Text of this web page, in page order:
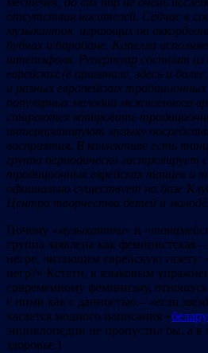
отсутствия носителей. Сейчас в
музыканток, играющих на
бубнах и барабане. Капелла
штетлфолк. Репертуар состоит из
еврейских (в оригинале здесь и
и разных европейских тра
популярных мелодий межвоенного
стараются копировать трад
интерпретируют музыку
восприятия. В коллективе есть
группа периодически гастролирует
традиционных еврейских танцев и
официально существует на базе
Центра творчества детей и
Почему «музыкантки» и «
группа заявлена как феминистская
негре, читающем еврейскую газету:
негр?» Кстати, к языковым
современному феминизму,
с ними как с данностью – «если
касается модного написания «
энциклопедии не пропустил бы, а в
здоровье.)